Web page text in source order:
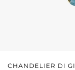
CHANDELIER DI